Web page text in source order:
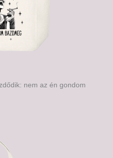
nem az én gondom